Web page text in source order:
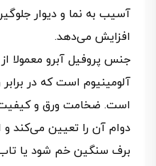
آسیب به نما و دیوار
افزایش می‌دهد.
جنس پروفیل آبرو معمولا از
آلومینیوم است که در
است. ضخامت ورق و
دوام آن را تعیین می‌کند و
برف سنگین خم شود یا تاب